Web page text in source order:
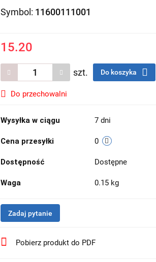
Symbol: 11600111001
15.20
szt. Do koszyka
Do przechowalni
Wysyłka w ciągu 7 dni
Cena przesyłki 0
Dostępność Dostępne
Waga 0.15 kg
Zadaj pytanie
Pobierz produkt do PDF